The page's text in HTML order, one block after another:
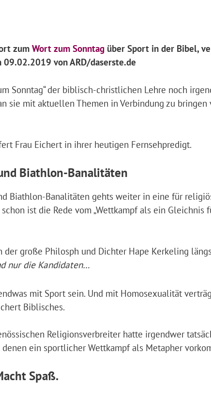
zum Wort zum Sonntagüber Sport in der Bibel,
von ARD/daserste.de
Sonntag“ der biblisch-christlichen Lehre noch
sie mit aktuellen Themen in Verbindung zu
Frau Eichert in ihrer heutigen Fernsehpredigt.
Biathlon-Banalitäten
Biathlon-Banalitäten gehts weiter in eine für
ist die Rede vom „Wettkampf als ein Gleichnis
der große Philosph und Dichter Hape Kerkeling
nur die Kandidaten…
mit Sport sein. Und mit Homosexualität
Biblisches.
Religionsverbreiter hatte irgendwer
ein sportlicher Wettkampf als Metapher
Spaß.